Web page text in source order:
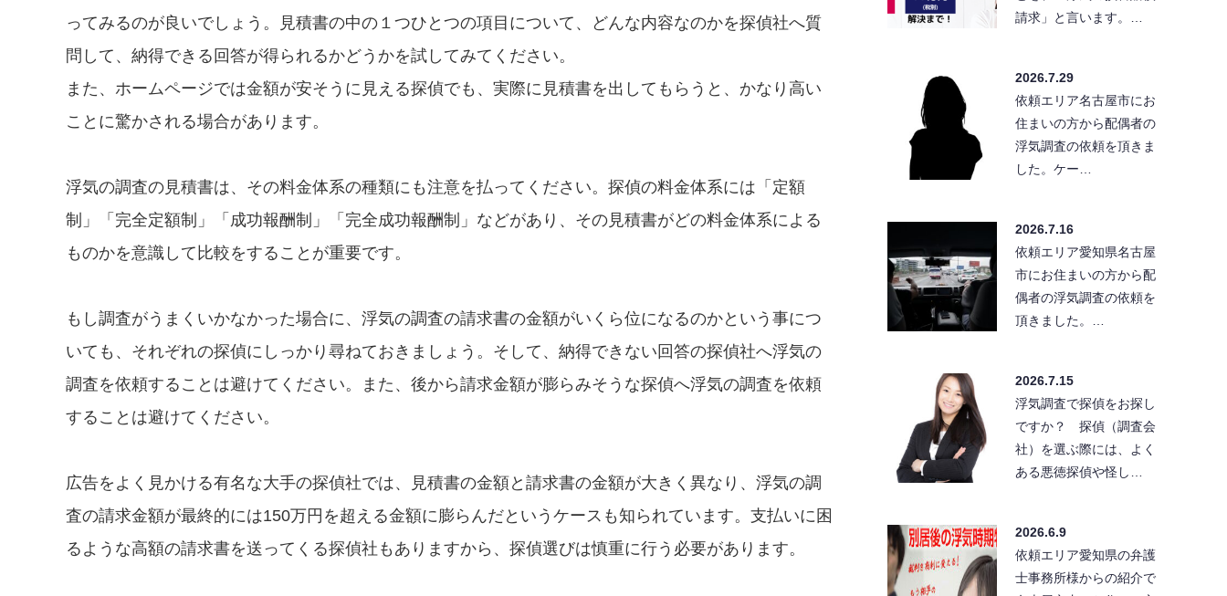
ってみるのが良いでしょう。見積書の中の１つひとつの項目について、どんな内容なのかを探偵社へ質
問して、納得できる回答が得られるかどうかを試してみてください。
また、ホームページでは金額が安そうに見える探偵でも、実際に見積書を出してもらうと、かなり高い
ことに驚かされる場合があります。
浮気の調査の見積書は、その料金体系の種類にも注意を払ってください。探偵の料金体系には「定額
制」「完全定額制」「成功報酬制」「完全成功報酬制」などがあり、その見積書がどの料金体系による
ものかを意識して比較をすることが重要です。
もし調査がうまくいかなかった場合に、浮気の調査の請求書の金額がいくら位になるのかという事につ
いても、それぞれの探偵にしっかり尋ねておきましょう。そして、納得できない回答の探偵社へ浮気の
調査を依頼することは避けてください。また、後から請求金額が膨らみそうな探偵へ浮気の調査を依頼
することは避けてください。
広告をよく見かける有名な大手の探偵社では、見積書の金額と請求書の金額が大きく異なり、浮気の調
査の請求金額が最終的には150万円を超える金額に膨らんだというケースも知られています。支払いに困
るような高額の請求書を送ってくる探偵社もありますから、探偵選びは慎重に行う必要があります。
請求」と言います。…
2026.7.29
依頼エリア名古屋市にお
住まいの方から配偶者の
浮気調査の依頼を頂きま
した。ケー…
2026.7.16
依頼エリア愛知県名古屋
市にお住まいの方から配
偶者の浮気調査の依頼を
頂きました。…
2026.7.15
浮気調査で探偵をお探し
ですか？ 探偵（調査会
社）を選ぶ際には、よく
ある悪徳探偵や怪し…
2026.6.9
依頼エリア愛知県の弁護
士事務所様からの紹介で